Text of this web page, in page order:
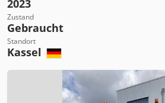
2023
Zustand
Gebraucht
Standort
Kassel